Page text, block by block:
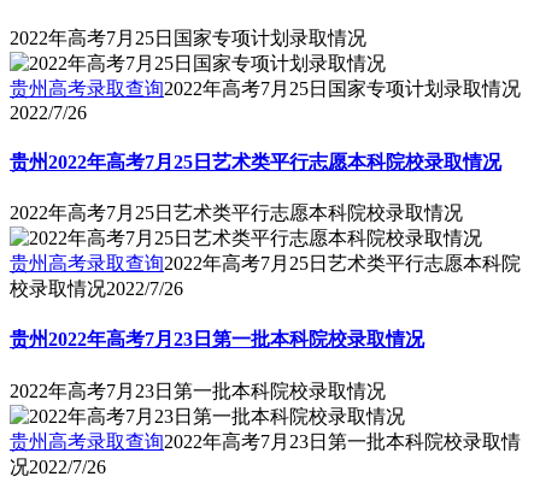
2022年高考7月25日国家专项计划录取情况
贵州高考录取查询2022年高考7月25日国家专项计划录取情况
2022/7/26
贵州2022年高考7月25日艺术类平行志愿本科院校录取情况
2022年高考7月25日艺术类平行志愿本科院校录取情况
贵州高考录取查询2022年高考7月25日艺术类平行志愿本科院
校录取情况2022/7/26
贵州2022年高考7月23日第一批本科院校录取情况
2022年高考7月23日第一批本科院校录取情况
贵州高考录取查询2022年高考7月23日第一批本科院校录取情
况2022/7/26